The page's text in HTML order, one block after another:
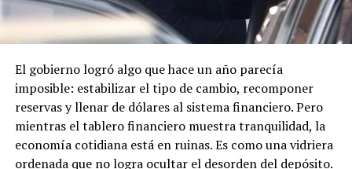
El gobierno logró algo que hace un año parecía
imposible: estabilizar el tipo de cambio, recomponer
reservas y llenar de dólares al sistema financiero. Pero
mientras el tablero financiero muestra tranquilidad, la
economía cotidiana está en ruinas. Es como una vidriera
ordenada que no logra ocultar el desorden del depósito.